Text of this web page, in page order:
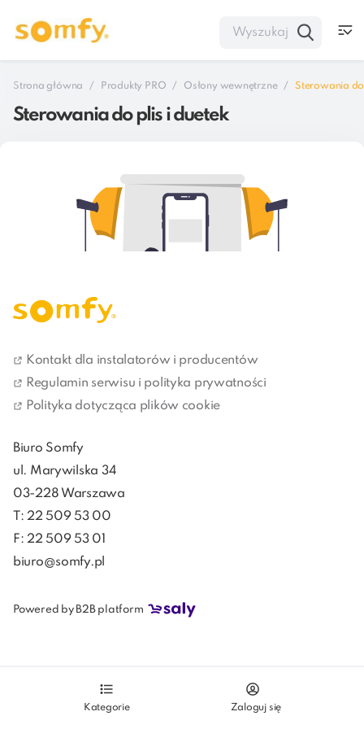
Kategorie Zaloguj się
Strona główna Produkty PRO Osłony wewnętrzne Sterowania
Sterowania do plis i duetek
Przykro nam, ale obecnie nie
mamy produktów w tej kategorii
Kontakt dla instalatorów i producentów
Regulamin serwisu i polityka prywatności
Polityka dotycząca plików cookie
Biuro Somfy
ul. Marywilska 34
03-228 Warszawa
T: 22 509 53 00
F: 22 509 53 01
biuro@somfy.pl
Powered by B2B platform